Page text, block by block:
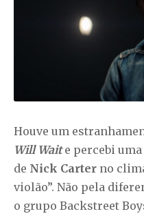
Houve um
Will Wait e percebi
de Nick Carter no
violão”. Não pela
o grupo Backstreet